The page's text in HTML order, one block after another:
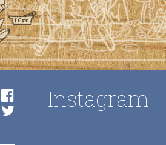
Instagram